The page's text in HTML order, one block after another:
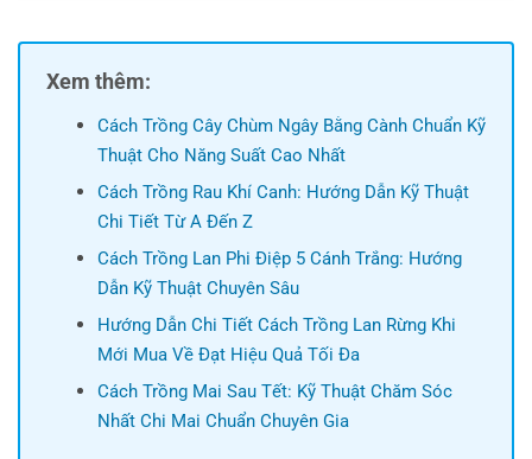
Xem thêm:
Cách Trồng Cây Chùm Ngây Bằng Cành Chuẩn Kỹ
Thuật Cho Năng Suất Cao Nhất
Cách Trồng Rau Khí Canh: Hướng Dẫn Kỹ Thuật
Chi Tiết Từ A Đến Z
Cách Trồng Lan Phi Điệp 5 Cánh Trắng: Hướng
Dẫn Kỹ Thuật Chuyên Sâu
Hướng Dẫn Chi Tiết Cách Trồng Lan Rừng Khi
Mới Mua Về Đạt Hiệu Quả Tối Đa
Cách Trồng Mai Sau Tết: Kỹ Thuật Chăm Sóc
Nhất Chi Mai Chuẩn Chuyên Gia